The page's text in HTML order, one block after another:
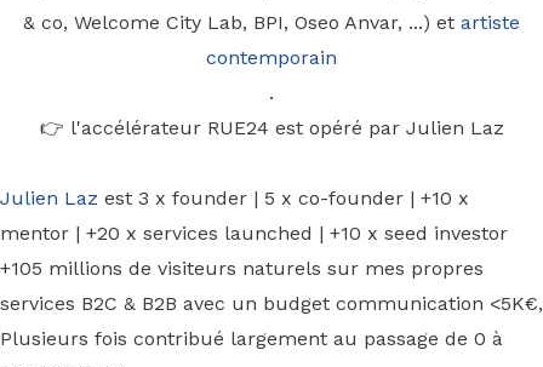
& co, Welcome City Lab, BPI, Oseo Anvar, ...) et artiste
contemporain
.
👉 l'accélérateur RUE24 est opéré par Julien Laz
Julien Laz est 3 x founder | 5 x co-founder | +10 x
mentor | +20 x services launched | +10 x seed investor
+105 millions de visiteurs naturels sur mes propres
services B2C & B2B avec un budget communication <5K€,
Plusieurs fois contribué largement au passage de 0 à